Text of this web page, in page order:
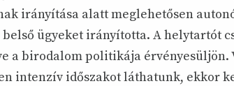
irányítása alatt meglehetősen
ügyeket irányította. A helytartót
a birodalom politikája
intenzív időszakot láthatunk, ekkor